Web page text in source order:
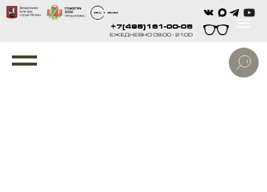
+7(495)161-00-05
ЕЖЕДНЕВНО 09:00 - 21:00